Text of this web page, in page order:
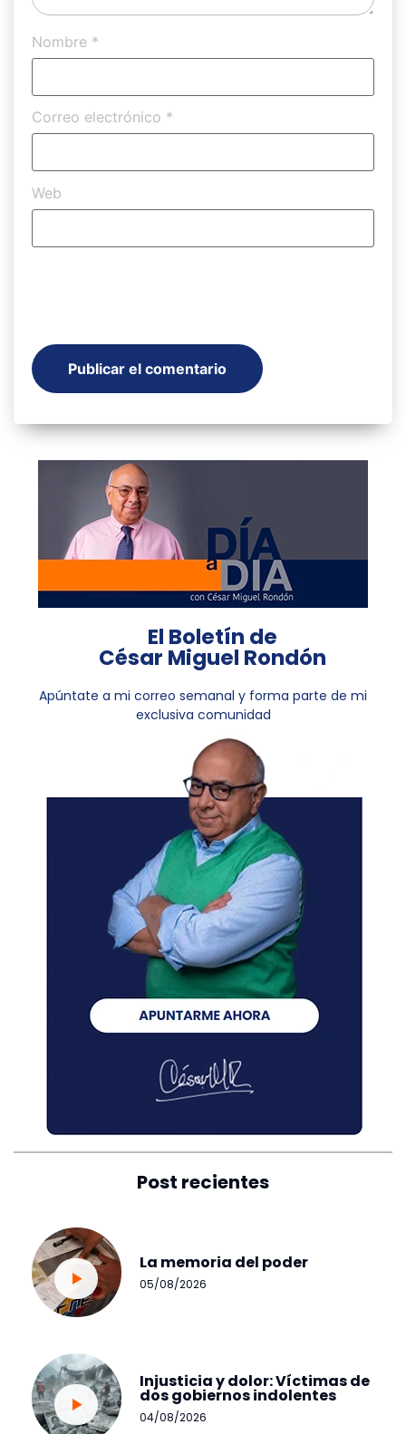
Nombre *
Correo electrónico *
Web
El Boletín de
César Miguel Rondón
Apúntate a mi correo semanal y forma parte de mi
exclusiva comunidad
Post recientes
La memoria del poder
05/08/2026
Injusticia y dolor: Víctimas de
dos gobiernos indolentes
04/08/2026